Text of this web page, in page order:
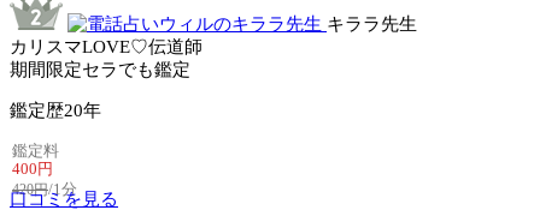
キララ先生
カリスマLOVE♡伝道師
期間限定セラでも鑑定
鑑定歴20年
鑑定料
400円
420円/1分
口コミを見る